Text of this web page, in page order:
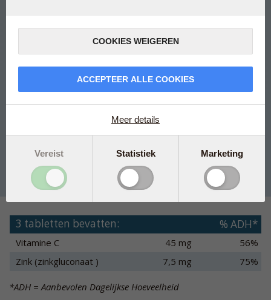
Verzachtend effect op de neus, keel en luchtwegen
Draagt bij aan een normaal functionerend afweersysteem
Voldoet aan de farmaceutische richtlijnen voor productie
en de EU-regels voor voedingssupplementen
90 tabs € 10,95 In winkelmand
3 tabletten bevatten: % ADH*
Vitamine C 45 mg
56%
Zink (zinkgluconaat )
7,5 mg 75%
*ADH = Aanbevolen Dagelijkse Hoeveelheid
COOKIES WEIGEREN
ACCEPTEER ALLE COOKIES
Meer details
Vereist Statistiek Marketing